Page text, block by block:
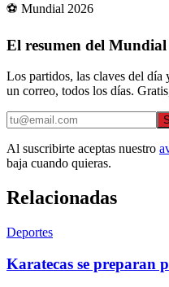
⚽ Mundial 2026
El resumen del
Los partidos, las claves del
un correo, todos los días.
Al suscribirte aceptas nuestro
baja cuando quieras.
Relacionadas
Deportes
Karatecas se preparan